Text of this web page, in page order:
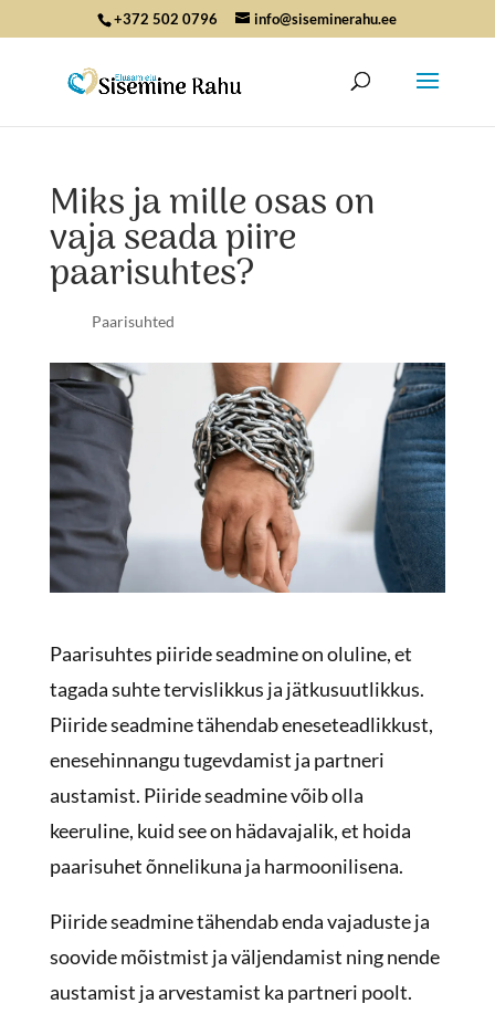
+372 502 0796 info@siseminerahu.ee
Miks ja mille osas on
vaja seada piire
paarisuhtes?
Paarisuhtes piiride seadmine on oluline, et
tagada suhte tervislikkus ja jätkusuutlikkus.
Piiride seadmine tähendab eneseteadlikkust,
enesehinnangu tugevdamist ja partneri
austamist. Piiride seadmine võib olla
keeruline, kuid see on hädavajalik, et hoida
paarisuhet õnnelikuna ja harmoonilisena.
Piiride seadmine tähendab enda vajaduste ja
soovide mõistmist ja väljendamist ning nende
austamist ja arvestamist ka partneri poolt.